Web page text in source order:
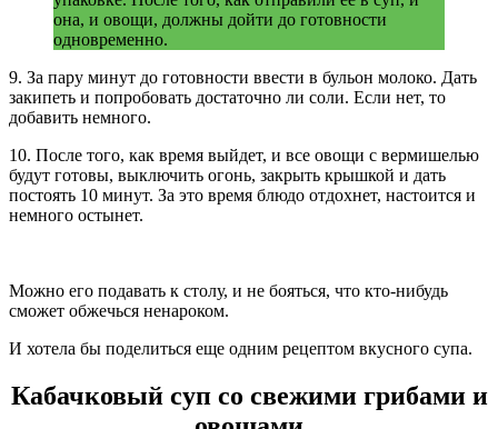
она, и овощи, должны дойти до готовности
одновременно.
9. За пару минут до готовности ввести в бульон молоко. Дать
закипеть и попробовать достаточно ли соли. Если нет, то
добавить немного.
10. После того, как время выйдет, и все овощи с вермишелью
будут готовы, выключить огонь, закрыть крышкой и дать
постоять 10 минут. За это время блюдо отдохнет, настоится и
немного остынет.
Можно его подавать к столу, и не бояться, что кто-нибудь
сможет обжечься ненароком.
И хотела бы поделиться еще одним рецептом вкусного супа.
Кабачковый суп со свежими грибами и